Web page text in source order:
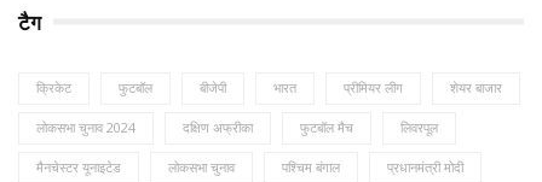
टैग
क्रिकेट फुटबॉल बीजेपी भारत प्रीमियर लीग शेयर बाजार
लोकसभा चुनाव 2024 दक्षिण अफ्रीका फुटबॉल मैच लिवरपूल
मैनचेस्टर यूनाइटेड लोकसभा चुनाव पश्चिम बंगाल प्रधानमंत्री मोदी